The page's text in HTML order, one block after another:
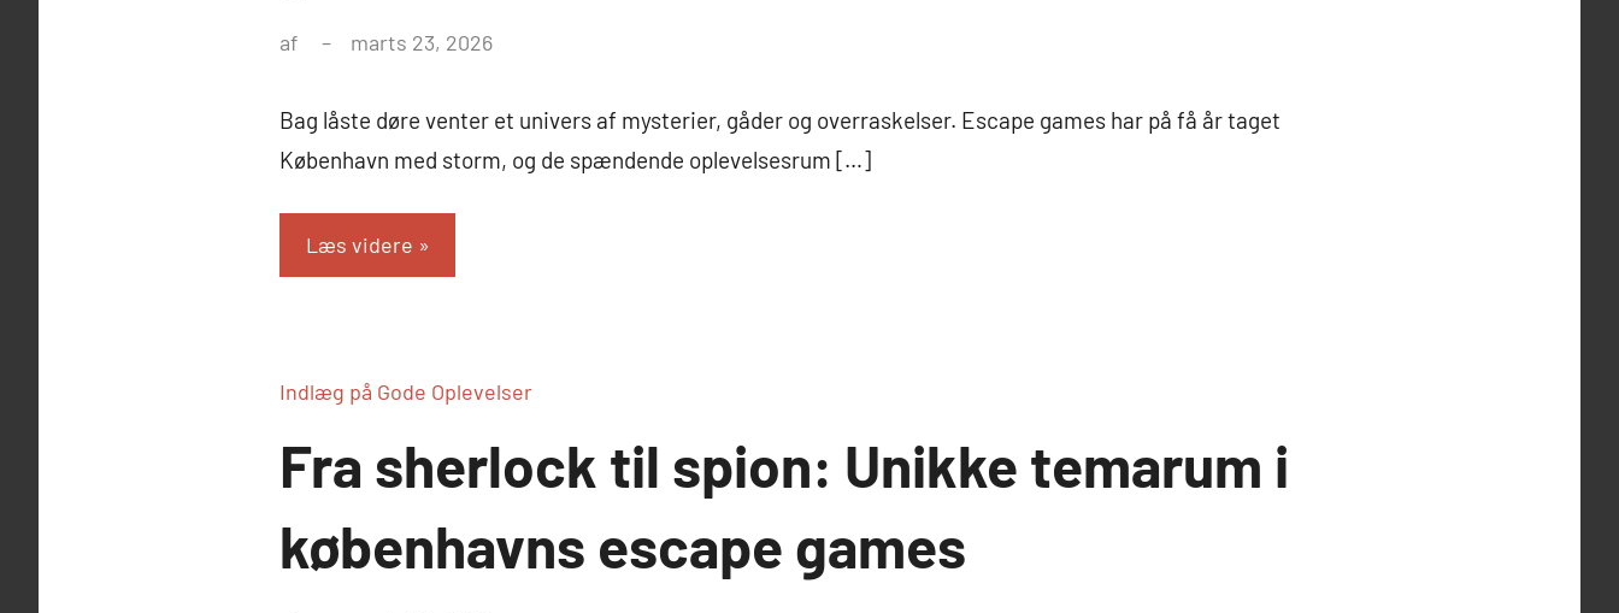
af marts 23, 2026
Bag låste døre venter et univers af mysterier, gåder og overraskelser. Escape games har på få år taget
København med storm, og de spændende oplevelsesrum […]
Læs videre
Indlæg på Gode Oplevelser
Fra sherlock til spion: Unikke temarum i
københavns escape games